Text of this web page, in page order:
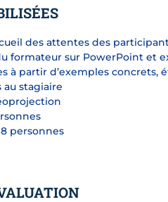
des attentes des
formateur sur PowerPoint et
à partir d’exemples concrets,
au stagiaire
personnes